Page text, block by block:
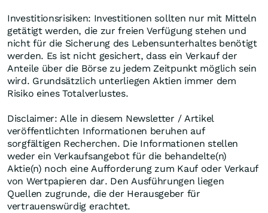
Investitionsrisiken: Investitionen sollten nur mit Mitteln
getätigt werden, die zur freien Verfügung stehen und
nicht für die Sicherung des Lebensunterhaltes benötigt
werden. Es ist nicht gesichert, dass ein Verkauf der
Anteile über die Börse zu jedem Zeitpunkt möglich sein
wird. Grundsätzlich unterliegen Aktien immer dem
Risiko eines Totalverlustes.
Disclaimer: Alle in diesem Newsletter / Artikel
veröffentlichten Informationen beruhen auf
sorgfältigen Recherchen. Die Informationen stellen
weder ein Verkaufsangebot für die behandelte(n)
Aktie(n) noch eine Aufforderung zum Kauf oder Verkauf
von Wertpapieren dar. Den Ausführungen liegen
Quellen zugrunde, die der Herausgeber für
vertrauenswürdig erachtet.